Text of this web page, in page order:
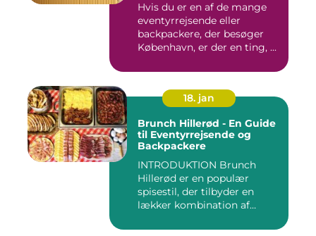
Hvis du er en af de mange
eventyrrejsende eller
backpackere, der besøger
København, er der en ting, ...
18. jan
Brunch Hillerød - En Guide
til Eventyrrejsende og
Backpackere
INTRODUKTION Brunch
Hillerød er en populær
spisestil, der tilbyder en
lækker kombination af